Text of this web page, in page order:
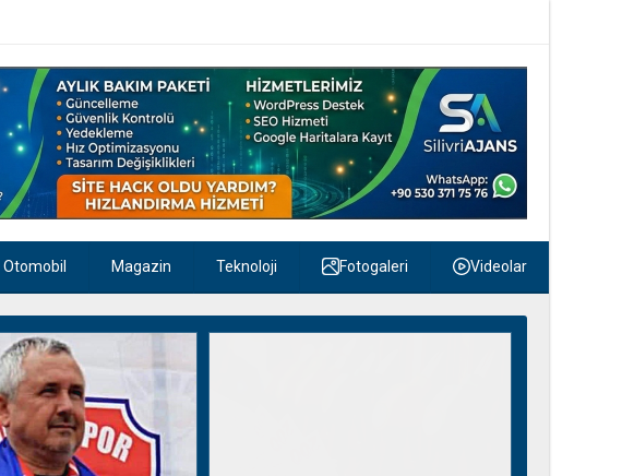
Otomobil Magazin Teknoloji Fotogaleri Videolar